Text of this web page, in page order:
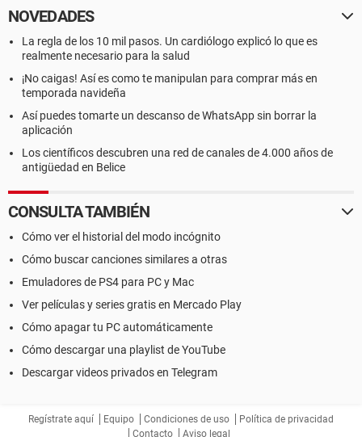
NOVEDADES
La regla de los 10 mil pasos. Un cardiólogo explicó lo que es
realmente necesario para la salud
¡No caigas! Así es como te manipulan para comprar más en
temporada navideña
Así puedes tomarte un descanso de WhatsApp sin borrar la
aplicación
Los científicos descubren una red de canales de 4.000 años de
antigüedad en Belice
CONSULTA TAMBIÉN
Cómo ver el historial del modo incógnito
Cómo buscar canciones similares a otras
Emuladores de PS4 para PC y Mac
Ver películas y series gratis en Mercado Play
Cómo apagar tu PC automáticamente
Cómo descargar una playlist de YouTube
Descargar videos privados en Telegram
Regístrate aquí Equipo Condiciones de uso
Política de privacidad
Contacto
Aviso legal